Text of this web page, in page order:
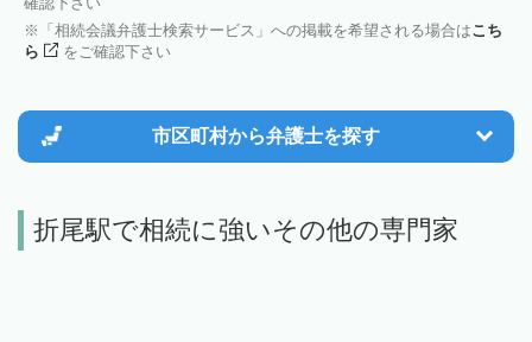
「相続会議弁護士検索サービス」への掲載を希望される場合はこち
ら
をご確認下さい
市区町村から弁護士を探す
折尾駅で相続に強いその他の専門家